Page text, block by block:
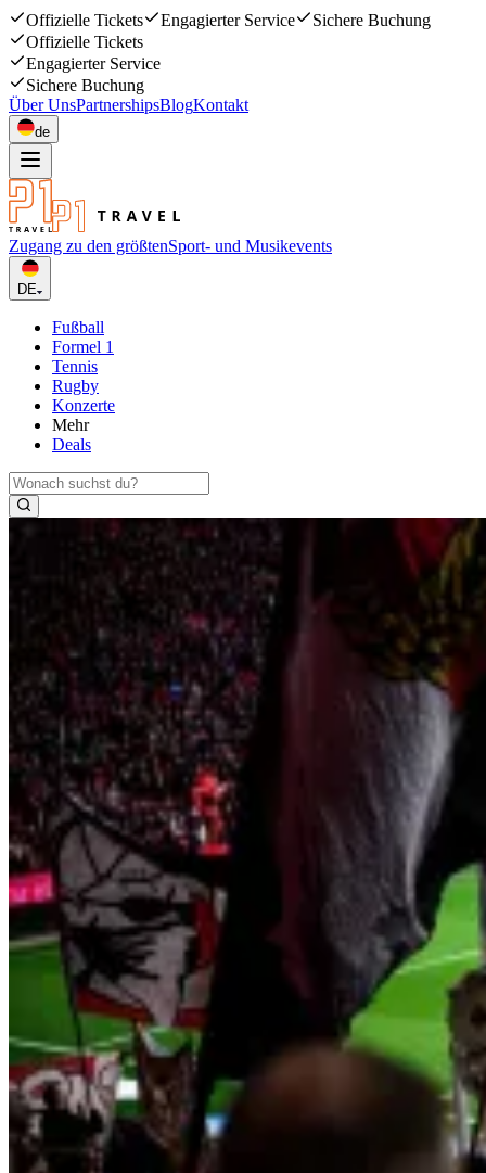
Offizielle Tickets Engagierter Service
Sichere Buchung
Offizielle Tickets
Engagierter Service
Sichere Buchung
Über UnsPartnershipsBlogKontakt
de
Zugang zu den größtenSport- und Musikevents
DE
Fußball
Formel 1
Tennis
Rugby
Konzerte
Mehr
Deals